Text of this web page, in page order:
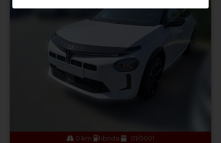
0 km ibrida 01/0001